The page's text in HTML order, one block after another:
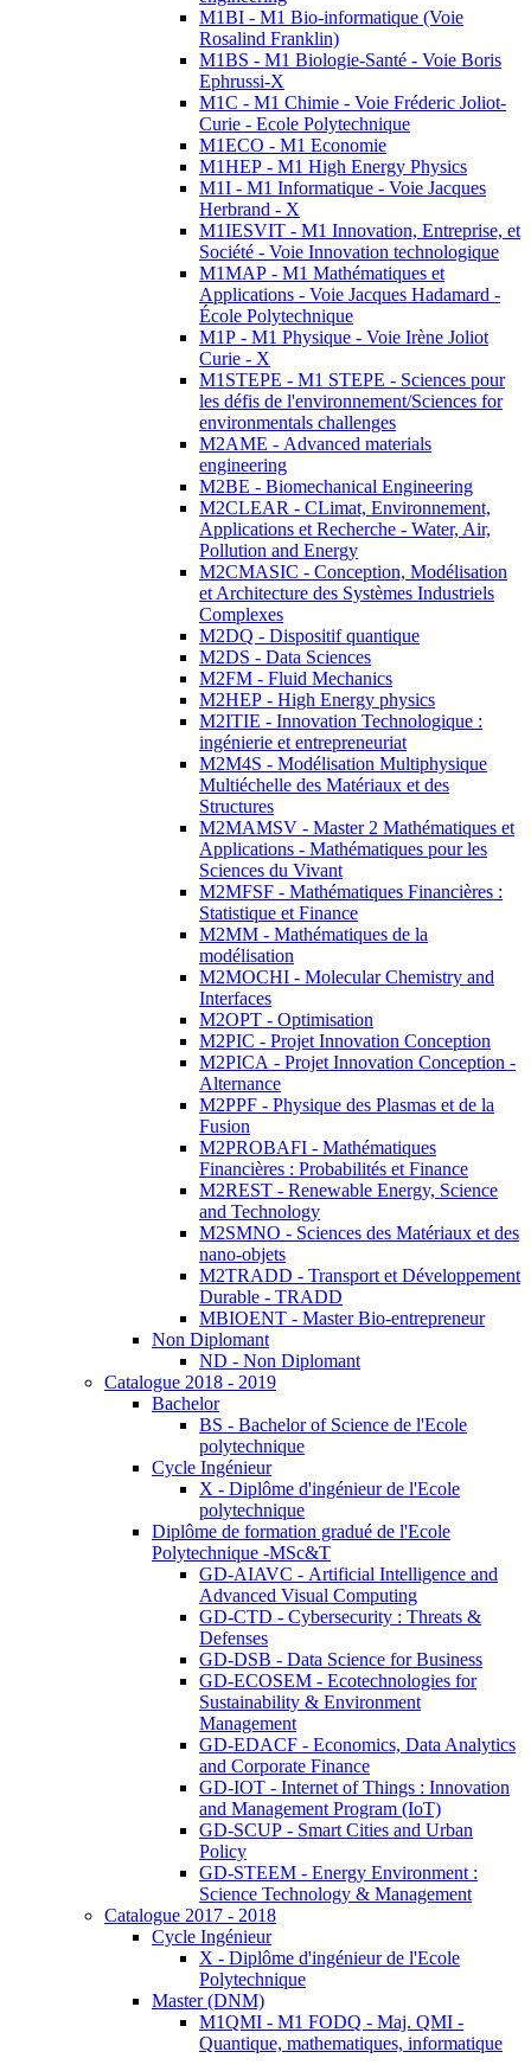
M1BI - M1 Bio-informatique (Voie
Rosalind Franklin)
M1BS - M1 Biologie-Santé - Voie Boris
Ephrussi-X
M1C - M1 Chimie - Voie Fréderic Joliot-
Curie - Ecole Polytechnique
M1ECO - M1 Economie
M1HEP - M1 High Energy Physics
M1I - M1 Informatique - Voie Jacques
Herbrand - X
M1IESVIT - M1 Innovation, Entreprise, et
Société - Voie Innovation technologique
M1MAP - M1 Mathématiques et
Applications - Voie Jacques Hadamard -
École Polytechnique
M1P - M1 Physique - Voie Irène Joliot
Curie - X
M1STEPE - M1 STEPE - Sciences pour
les défis de l'environnement/Sciences for
environmentals challenges
M2AME - Advanced materials
engineering
M2BE - Biomechanical Engineering
M2CLEAR - CLimat, Environnement,
Applications et Recherche - Water, Air,
Pollution and Energy
M2CMASIC - Conception, Modélisation
et Architecture des Systèmes Industriels
Complexes
M2DQ - Dispositif quantique
M2DS - Data Sciences
M2FM - Fluid Mechanics
M2HEP - High Energy physics
M2ITIE - Innovation Technologique :
ingénierie et entrepreneuriat
M2M4S - Modélisation Multiphysique
Multiéchelle des Matériaux et des
Structures
M2MAMSV - Master 2 Mathématiques et
Applications - Mathématiques pour les
Sciences du Vivant
M2MFSF - Mathématiques Financières :
Statistique et Finance
M2MM - Mathématiques de la
modélisation
M2MOCHI - Molecular Chemistry and
Interfaces
M2OPT - Optimisation
M2PIC - Projet Innovation Conception
M2PICA - Projet Innovation Conception -
Alternance
M2PPF - Physique des Plasmas et de la
Fusion
M2PROBAFI - Mathématiques
Financières : Probabilités et Finance
M2REST - Renewable Energy, Science
and Technology
M2SMNO - Sciences des Matériaux et des
nano-objets
M2TRADD - Transport et Développement
Durable - TRADD
MBIOENT - Master Bio-entrepreneur
Non Diplomant
ND - Non Diplomant
Catalogue 2018 - 2019
Bachelor
BS - Bachelor of Science de l'Ecole
polytechnique
Cycle Ingénieur
X - Diplôme d'ingénieur de l'Ecole
polytechnique
Diplôme de formation gradué de l'Ecole
Polytechnique -MSc&T
GD-AIAVC - Artificial Intelligence and
Advanced Visual Computing
GD-CTD - Cybersecurity : Threats &
Defenses
GD-DSB - Data Science for Business
GD-ECOSEM - Ecotechnologies for
Sustainability & Environment
Management
GD-EDACF - Economics, Data Analytics
and Corporate Finance
GD-IOT - Internet of Things : Innovation
and Management Program (IoT)
GD-SCUP - Smart Cities and Urban
Policy
GD-STEEM - Energy Environment :
Science Technology & Management
Catalogue 2017 - 2018
Cycle Ingénieur
X - Diplôme d'ingénieur de l'Ecole
Polytechnique
Master (DNM)
M1QMI - M1 FODQ - Maj. QMI -
Quantique, mathematiques, informatique